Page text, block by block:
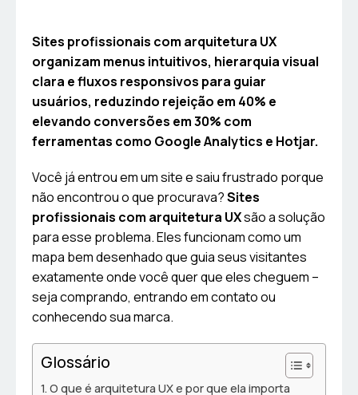
Sites profissionais com arquitetura UX
organizam menus intuitivos, hierarquia visual
clara e fluxos responsivos para guiar
usuários, reduzindo rejeição em 40% e
elevando conversões em 30% com
ferramentas como Google Analytics e Hotjar.
Você já entrou em um site e saiu frustrado porque
não encontrou o que procurava?Sites
profissionais com arquitetura UXsão a solução
para esse problema. Eles funcionam como um
mapa bem desenhado que guia seus visitantes
exatamente onde você quer que eles cheguem –
seja comprando, entrando em contato ou
conhecendo sua marca.
Glossário
O que é arquitetura UX e por que ela importa